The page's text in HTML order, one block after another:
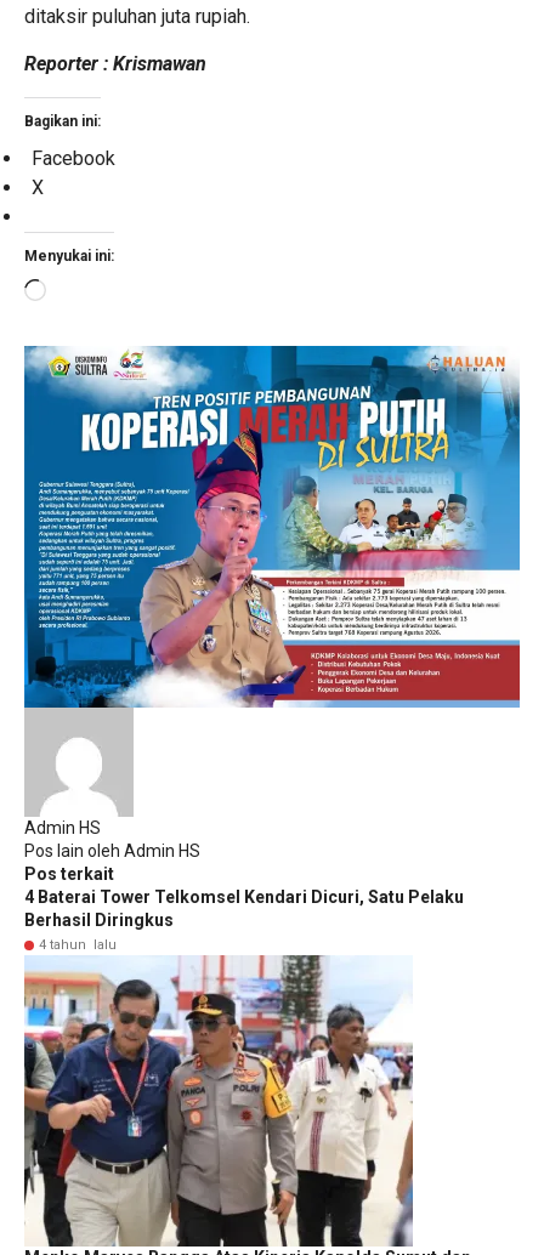
ditaksir puluhan juta rupiah.
Reporter : Krismawan
Bagikan ini:
Facebook
X
Menyukai ini:
Memuat...
Admin HS
Pos lain oleh Admin HS
Pos terkait
4 Baterai Tower Telkomsel Kendari Dicuri, Satu Pelaku
Berhasil Diringkus
4 tahun lalu